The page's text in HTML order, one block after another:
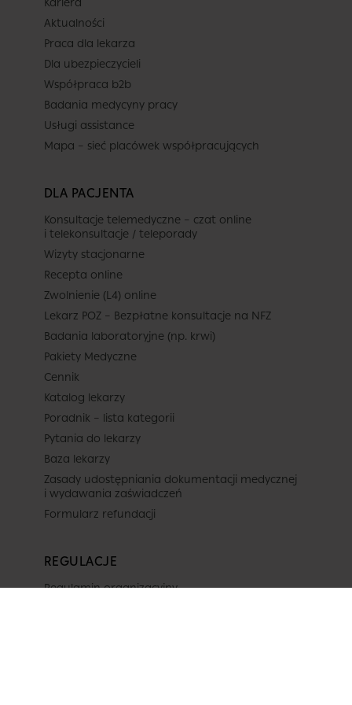
Termin
Dziś
8 sierpnia
-
-
-
-
-
-
-
termin na 2026-08-21
Zobacz najbliższy
termin
Kariera
Aktualności
Praca dla lekarza
Dla ubezpieczycieli
Współpraca b2b
Badania medycyny pracy
Usługi assistance
Mapa – sieć placówek współpracujących
DLA PACJENTA
Konsultacje telemedyczne – czat online
i telekonsultacje / teleporady
Wizyty stacjonarne
Recepta online
Zwolnienie (L4) online
Lekarz POZ – Bezpłatne konsultacje na NFZ
Badania laboratoryjne (np. krwi)
Pakiety Medyczne
Cennik
Katalog lekarzy
Poradnik – lista kategorii
Pytania do lekarzy
Baza lekarzy
Zasady udostępniania dokumentacji medycznej
i wydawania zaświadczeń
Formularz refundacji
REGULACJE
Regulamin organizacyjny